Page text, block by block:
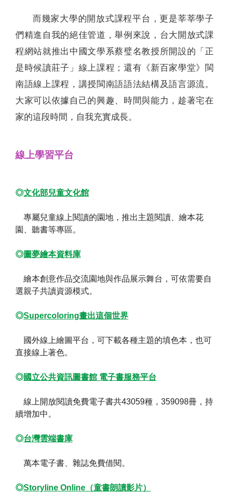
而幾家大學的開放式課程平台，更是莘莘學子
們精進自我的絕佳管道，舉例來說，台大開放式課
程網站就推出中國文學系蔡璧名教授所開設的「正
是時候讀莊子」線上課程；還有《新百家學堂》閩
南語線上課程，講授閩南語語法結構及語言源流。
大家可以依據自己的興趣、時間與能力，趁著宅在
家的這段時間，自我充實成長。
線上學習平台
◎文化部兒童文化館
專屬兒童線上閱讀的園地，推出主題閱讀、繪本花
園、聽書等專區。
◎圖夢繪本資料庫
繪本創意作品交流園地與作品展示舞台，可依需要自
選親子共讀資源模式。
◎Supercoloring畫出這個世界
國外線上繪圖平台，可下載各種主題的填色本，也可
直接線上著色。
◎國立公共資訊圖書館 電子書服務平台
線上開放閱讀免費電子書共43059種，359098冊，持
續增加中。
◎台灣雲端書庫
萬本電子書、雜誌免費借閱。
◎Storyline Online（童書朗讀影片）